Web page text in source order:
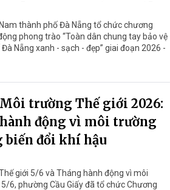
thành phố Đà Nẵng tổ chức chương
phong trào “Toàn dân chung tay bảo vệ
Nẵng xanh - sạch - đẹp” giai đoạn 2026 -
trường Thế giới 2026:
động vì môi trường
biến đổi khí hậu
giới 5/6 và Tháng hành động vì môi
6, phường Cầu Giấy đã tổ chức Chương